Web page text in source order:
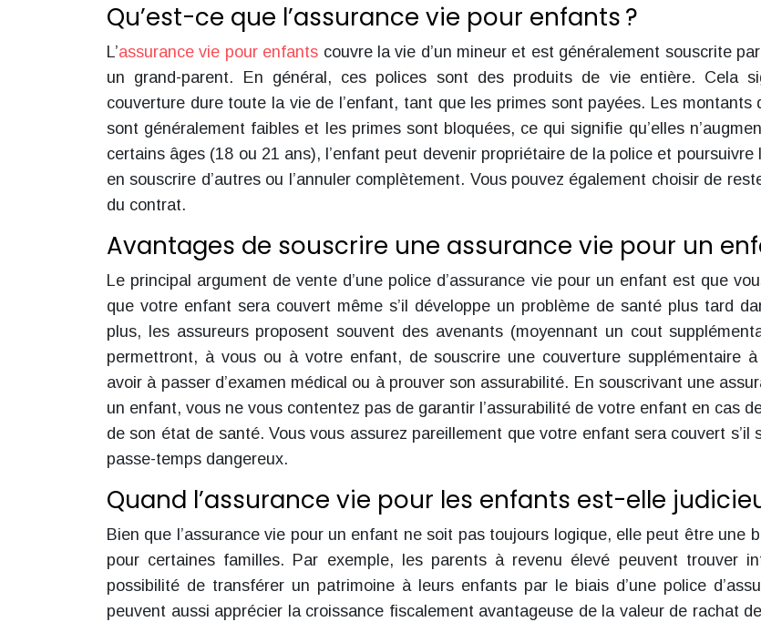
Qu’est-ce que l’assurance vie pour enfants ?
L’assurance vie pour enfants couvre la vie d’un mineur et est généralement souscrite
un grand-parent. En général, ces polices sont des produits de vie entière. Cela
couverture dure toute la vie de l’enfant, tant que les primes sont payées. Les montants
sont généralement faibles et les primes sont bloquées, ce qui signifie qu’elles
certains âges (18 ou 21 ans), l’enfant peut devenir propriétaire de la police et poursuivre
en souscrire d’autres ou l’annuler complètement. Vous pouvez également choisir de
du contrat.
Avantages de souscrire une assurance vie pour un
Le principal argument de vente d’une police d’assurance vie pour un enfant est que
que votre enfant sera couvert même s’il développe un problème de santé plus tard
plus, les assureurs proposent souvent des avenants (moyennant un cout
permettront, à vous ou à votre enfant, de souscrire une couverture supplémentaire à
avoir à passer d’examen médical ou à prouver son assurabilité. En souscrivant une
un enfant, vous ne vous contentez pas de garantir l’assurabilité de votre enfant en cas
de son état de santé. Vous vous assurez pareillement que votre enfant sera couvert s’il
passe-temps dangereux.
Quand l’assurance vie pour les enfants est-elle
Bien que l’assurance vie pour un enfant ne soit pas toujours logique, elle peut être une
pour certaines familles. Par exemple, les parents à revenu élevé peuvent trouver
possibilité de transférer un patrimoine à leurs enfants par le biais d’une police
peuvent aussi apprécier la croissance fiscalement avantageuse de la valeur de rachat